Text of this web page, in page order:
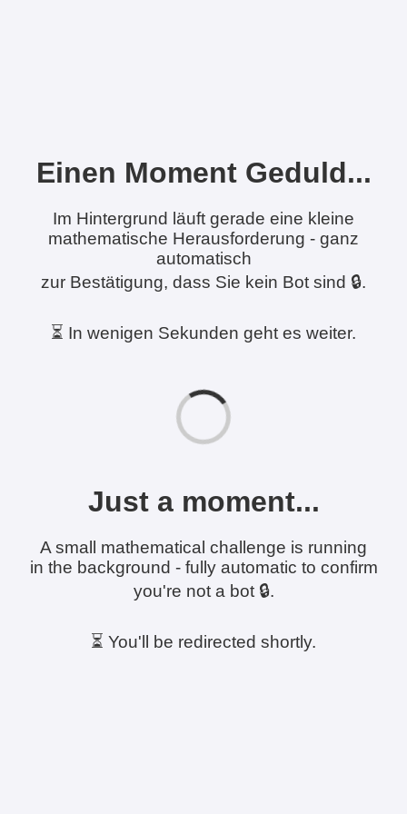
Einen Moment Geduld...
Im Hintergrund läuft gerade eine kleine
mathematische Herausforderung - ganz
automatisch
zur Bestätigung, dass Sie kein Bot sind 🔒.
⏳ In wenigen Sekunden geht es weiter.
Just a moment...
A small mathematical challenge is running
in the background - fully automatic to confirm
you're not a bot 🔒.
⏳ You'll be redirected shortly.